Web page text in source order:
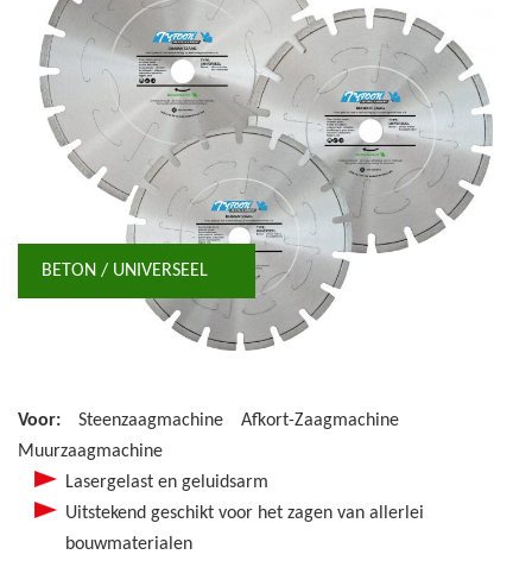
BETON / UNIVERSEEL
Voor: Steenzaagmachine
Afkort-Zaagmachine
Muurzaagmachine
Lasergelast en geluidsarm
Uitstekend geschikt voor het zagen van allerlei
bouwmaterialen